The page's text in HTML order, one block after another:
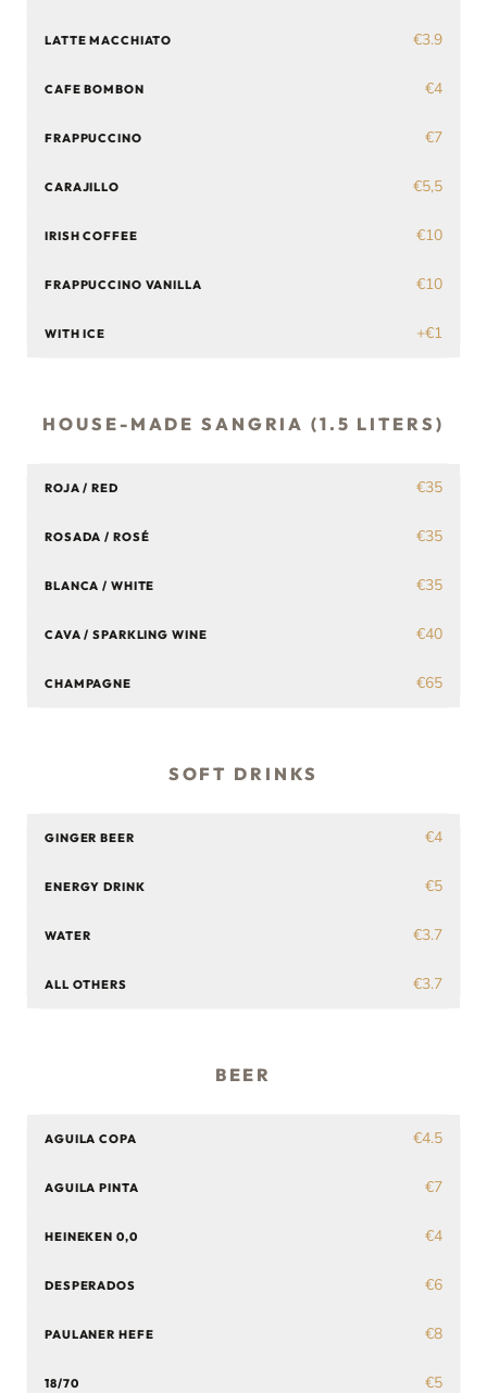
LATTE MACCHIATO €3.9
CAFE BOMBON €4
FRAPPUCCINO €7
CARAJILLO €5,5
IRISH COFFEE €10
FRAPPUCCINO VANILLA €10
WITH ICE +€1
HOUSE-MADE SANGRIA (1.5 LITERS)
ROJA / RED €35
ROSADA / ROSÉ €35
BLANCA / WHITE €35
CAVA / SPARKLING WINE €40
CHAMPAGNE €65
SOFT DRINKS
GINGER BEER €4
ENERGY DRINK €5
WATER €3.7
ALL OTHERS €3.7
BEER
AGUILA COPA €4.5
AGUILA PINTA €7
HEINEKEN 0,0 €4
DESPERADOS €6
PAULANER HEFE €8
18/70 €5